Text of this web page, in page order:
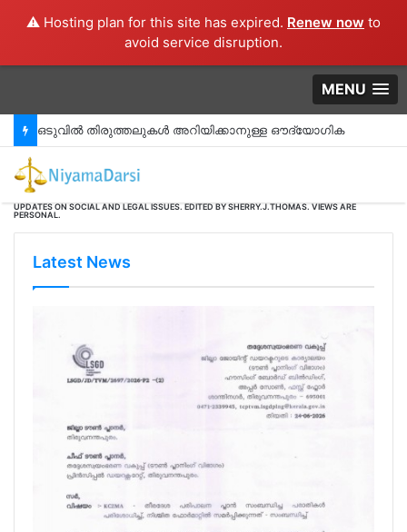
⚠️ Hosting plan for this site has expired. Renew now to
avoid service disruption.
MENU
ഒടുവിൽ തിരുത്തലുകൾ അറിയിക്കാനുള്ള ഔദ്യോഗിക
നടപടിക്രമങ്ങൾ തദ്ദേശ ഭരണകൂടങ്ങൾക്ക് ലഭിച്ചു
തുടങ്ങി.#CRZ_MAP_ANOMALY
UPDATES ON SOCIAL AND LEGAL ISSUES. EDITED BY SHERRY.J.THOMAS. VIEWS ARE
PERSONAL.
Latest News